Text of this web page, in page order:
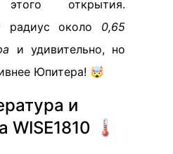
этого открытия.
радиус около 0,65
и удивительно, но
Юпитера! 🤯
и
WISE1810 🌡️